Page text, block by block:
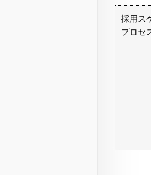
採用ス
プロセ